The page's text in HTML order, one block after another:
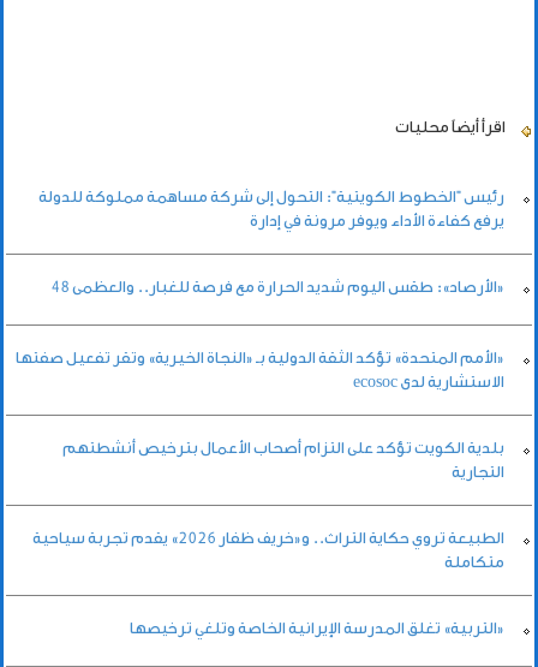
اقرأ أيضاً محليات
رئيس "الخطوط الكويتية": التحول إلى شركة مساهمة مملوكة للدولة
يرفع كفاءة الأداء ويوفر مرونة في إدارة
«الأرصاد»: طقس اليوم شديد الحرارة مع فرصة للغبار.. والعظمى 48
«الأمم المتحدة» تؤكد الثقة الدولية بـ «النجاة الخيرية» وتقر تفعيل صفتها
الاستشارية لدى ecosoc
بلدية الكويت تؤكد على التزام أصحاب الأعمال بترخيص أنشطتهم
التجارية
الطبيعة تروي حكاية التراث.. و«خريف ظفار 2026» يقدم تجربة سياحية
متكاملة
«التربية» تغلق المدرسة الإيرانية الخاصة وتلغي ترخيصها